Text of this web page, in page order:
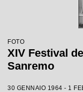
FOTO
XIV Festival
Sanremo
30 GENNAIO 1964 - 1